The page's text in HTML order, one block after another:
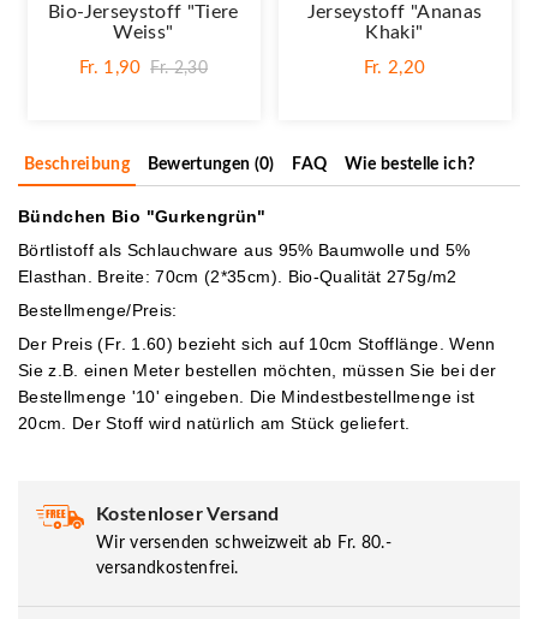
Bio-Jerseystoff "Tiere
Weiss"
Fr. 1,90 Fr. 2,30
Jerseystoff "Ananas
Khaki"
Fr. 2,20
Beschreibung Bewertungen (0) FAQ Wie bestelle ich?
Bündchen Bio "Gurkengrün"
Börtlistoff als Schlauchware aus 95% Baumwolle und 5%
Elasthan. Breite: 70cm (2*35cm). Bio-Qualität 275g/m2
Bestellmenge/Preis:
Der Preis (Fr. 1.60) bezieht sich auf 10cm Stofflänge. Wenn
Sie z.B. einen Meter bestellen möchten, müssen Sie bei der
Bestellmenge '10' eingeben. Die Mindestbestellmenge ist
20cm. Der Stoff wird natürlich am Stück geliefert.
Kostenloser Versand
Wir versenden schweizweit ab Fr. 80.-
versandkostenfrei.